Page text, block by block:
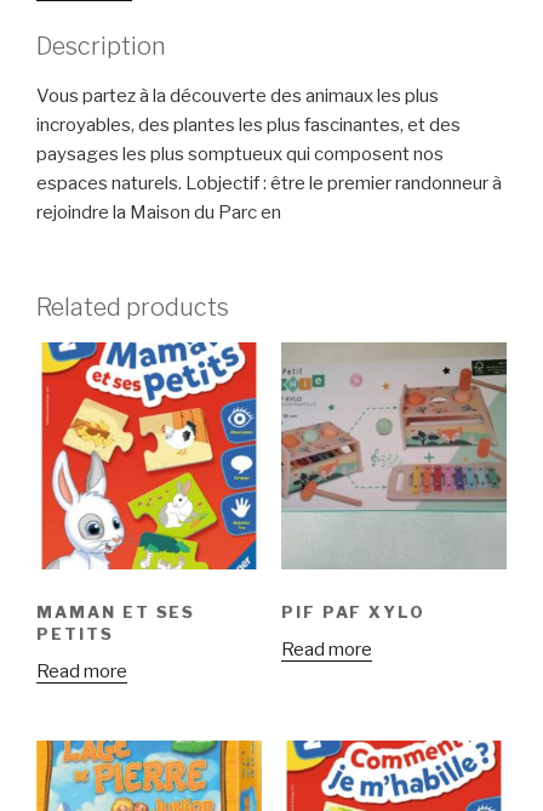
Description
Vous partez à la découverte des animaux les plus
incroyables, des plantes les plus fascinantes, et des
paysages les plus somptueux qui composent nos
espaces naturels. Lobjectif : être le premier randonneur à
rejoindre la Maison du Parc en
Related products
MAMAN ET SES
PETITS
Read more
PIF PAF XYLO
Read more